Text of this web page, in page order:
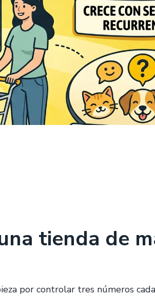
tienda de
por controlar tres números